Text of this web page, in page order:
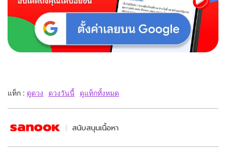
แท็ก : ดูดวง ดวงวันนี้ ดูแท็กทั้งหมด
สนับสนุนเนื้อหา